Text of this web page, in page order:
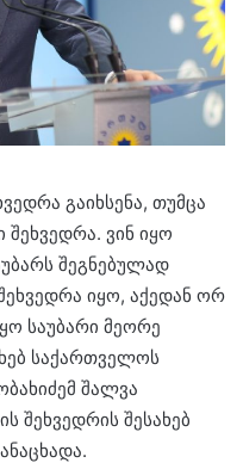
გაიხსენა, თუმცა
შეხვედრა. ვინ იყო
შეგნებულად
იყო, აქედან ორ
საუბარი მეორე
საქართველოს
შალვა
შეხვედრის შესახებ